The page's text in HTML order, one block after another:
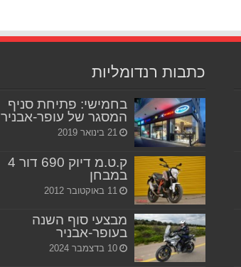
כתבות רנדומליות
בחמישי: פתיחת סניף
המסגר של עופר-אבניר
21 בינואר 2019
ק.ט.מ דיוק 690 דור 4
במבחן
11 באוקטובר 2012
מבצעי סוף השנה
בעופר-אבניר
10 בדצמבר 2024